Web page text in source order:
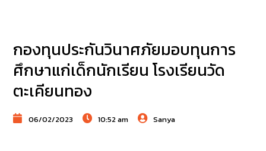
กองทุนประกันวินาศภัยมอบทุนการ
ศึกษาแก่เด็กนักเรียน โรงเรียนวัด
ตะเคียนทอง
06/02/2023 10:52 am Sanya